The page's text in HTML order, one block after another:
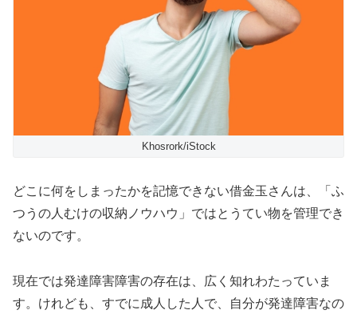
Khosrork/iStock
どこに何をしまったかを記憶できない借金玉さんは、「ふ
つうの人むけの収納ノウハウ」ではとうてい物を管理でき
ないのです。
現在では発達障害障害の存在は、広く知れわたっていま
す。けれども、すでに成人した人で、自分が発達障害なの